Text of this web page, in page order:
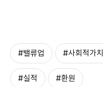
#밸류업 #사회적가치
#실적 #환원